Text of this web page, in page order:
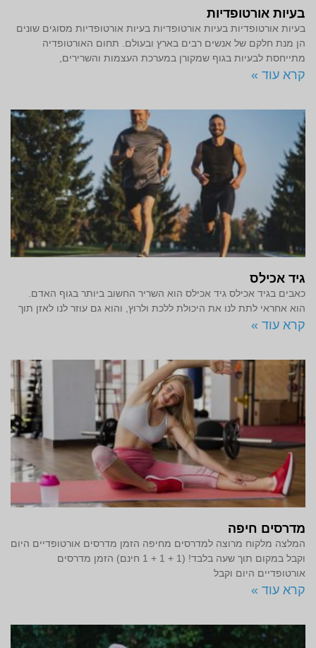
בעיות אורטופדיות
בעיות אורטופדיות בעיות אורטופדיות בעיות אורטופדיות מסוגים שונים
הן מנת חלקם של אנשים רבים בארץ ובעולם. תחום האורטופדיה
מתייחסת לבעיות בגוף שמקורן במערכת העצמות והשרירים,
קרא עוד »
גיד אכילס
כאבים בגיד אכילס גיד אכילס הוא השריר החשוב ביותר בגוף האדם.
הוא אחראי לתת לנו את היכולת ללכת ולרוץ, והוא גם עוזר לנו לאזן תוך
קרא עוד »
מדרסים חיפה
המלצה מלקוח מרוצה למדרסים מחיפה הזמן מדרסים אורטופדיים היום
וקבל במקום תוך שעה בלבד! (1 + 1 + 1 חינם) הזמן מדרסים
אורטופדיים היום וקבל
קרא עוד »